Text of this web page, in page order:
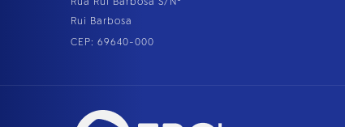
Rui Barbosa
CEP: 69640-000